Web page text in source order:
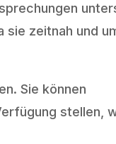
zeitnah und
Sie können
stellen,